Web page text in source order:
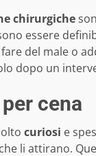
chirurgiche
essere
del male o
dopo un
cena
curiosi e
li attirano.